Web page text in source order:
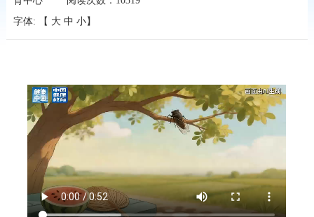
字体: 【 大 中 小】